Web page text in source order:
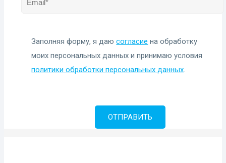
Заполняя форму, я даюсогласие на обработку
моих персональных данных и принимаю условия
политики обработки персональных данных.